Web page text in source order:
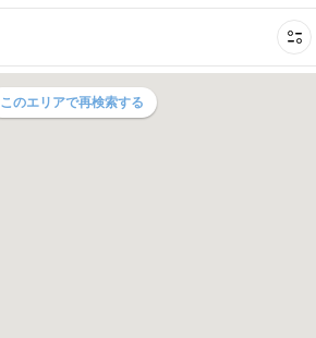
このエリアで再検索する